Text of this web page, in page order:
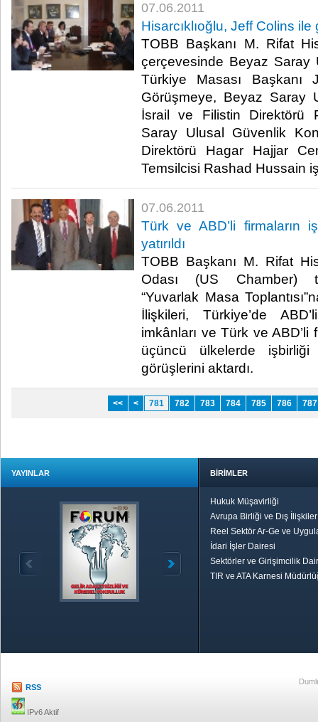
07.06.2011
Hisarcıklıoğlu, Jeff Colins ile
TOBB Başkanı M. Rifat
çerçevesinde Beyaz Saray
Türkiye Masası
Görüşmeye, Beyaz Saray
İsrail ve Filistin Direktörü
Saray Ulusal Güvenlik
Direktörü Hagar Hajjar
Temsilcisi Rashad Hussain
07.06.2011
Türk ve ABD’li firmaların
yatırıldı
TOBB Başkanı M. Rifat
Odası (US Chamber)
“Yuvarlak Masa
İlişkileri, Türkiye’de
imkânları ve Türk ve ABD’li
üçüncü ülkelerde işbirliği
görüşlerini aktardı.​ ​
<< < 781 782 783 784 785 786 787
YAYINLAR BİRİMLER
Hukuk Müşavirliği
Avrupa Birliği ve Dış
Reel Sektör Ar-Ge ve
İdari İşler Dairesi
Sektörler ve Girişimcilik
TIR ve ATA Karnesi
RSS
IPv6 Aktif